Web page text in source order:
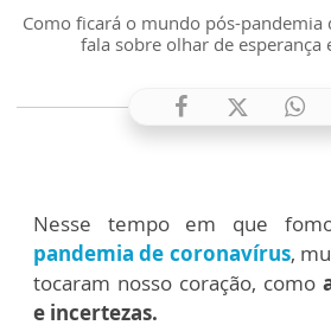
Como ficará o mundo pós-pandemia
fala sobre olhar de esperança
Nesse tempo em que
pandemia de coronavírus,
tocaram nosso coração, como
e incertezas.